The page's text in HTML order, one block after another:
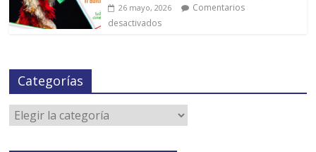
26 mayo, 2026
Comentarios
desactivados
Categorías